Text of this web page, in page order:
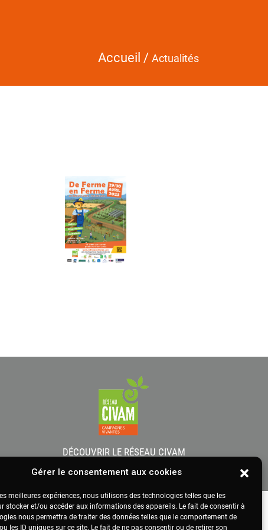
Gérer le consentement aux cookies
meilleures expériences, nous utilisons des technologies telles que les
stocker et/ou accéder aux informations des appareils. Le fait de consentir à
nous permettra de traiter des données telles que le comportement de
les ID uniques sur ce site. Le fait de ne pas consentir ou de retirer son
Accueil / Actualités
DÉCOUVRIR LE RÉSEAU CIVAM